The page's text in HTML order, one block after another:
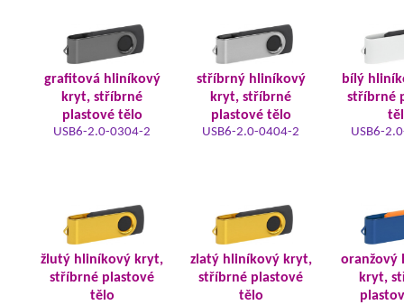
grafitová hliníkový
kryt, stříbrné
plastové tělo
USB6-2.0-0304-2
stříbrný hliníkový
kryt, stříbrné
plastové tělo
USB6-2.0-0404-2
bílý
stříbrné
USB6-
žlutý hliníkový kryt,
stříbrné plastové
tělo
zlatý hliníkový kryt,
stříbrné plastové
tělo
oranžový
kryt,